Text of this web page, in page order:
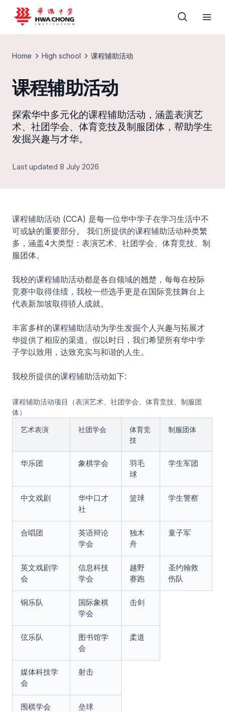
Home High school 课程辅助活动
课程辅助活动
探索华中多元化的课程辅助活动，涵盖表演艺
术、社团学会、体育竞技及制服团体，帮助学生
发掘兴趣与才华。
Last updated 8 July 2026
课程辅助活动 (CCA) 是每一位华中学子在学习生活中不
可或缺的重要部分。 我们所提供的课程辅助活动种类繁
多，涵盖4大类型：表演艺术、社团学会、体育竞技、制
服团体。
我校的课程辅助活动都是各自领域的翘楚，每每在校际
竞赛中取得佳绩，我校一些选手更是在国际竞技舞台上
代表新加坡取得骄人成就。
丰富多样的课程辅助活动为学生发掘个人兴趣与拓展才
华提供了相应的渠道。假以时日，我们希望所有华中学
子学以致用，达致充实与和谐的人生。
我校所提供的课程辅助活动如下:
课程辅助活动项目（表演艺术、社团学会、体育竞技、制服团
体）
艺术表演
社团学会
体育竞
技
制服团体
华乐团 象棋学会
羽毛
球
学生军团
中文戏剧
华中口才
社
篮球 学生警察
合唱团
英语辩论
学会
独木
舟
童子军
英文戏剧学
会
信息科技
学会
越野
赛跑
圣约翰救
伤队
铜乐队
国际象棋
学会
击剑
弦乐队
图书馆学
会
柔道
媒体科技学
会
射击
围棋学会 垒球